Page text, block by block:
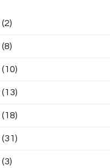
(2)
(8)
(10)
(13)
(18)
(31)
(3)